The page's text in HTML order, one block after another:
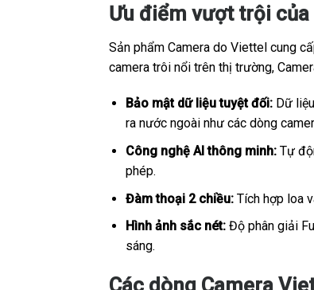
Ưu điểm vượt trội của
Sản phẩm Camera do Viettel cung
camera trôi nổi trên thị trường,
Bảo mật dữ liệu tuyệt đối:Dữ
ra nước ngoài như các dòng
Công nghệ AI thông minh:Tự
phép.
Đàm thoại 2 chiều:Tích hợp loa
Hình ảnh sắc nét:Độ phân giải
sáng.
Các dòng Camera